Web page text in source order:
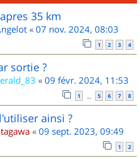
35 km
« 07 nov. 2024, 08:03
1 2 3 4
sortie ?
« 09 févr. 2024, 11:53
1 … 5 6 7 8
ainsi ?
« 09 sept. 2023, 09:49
1 2